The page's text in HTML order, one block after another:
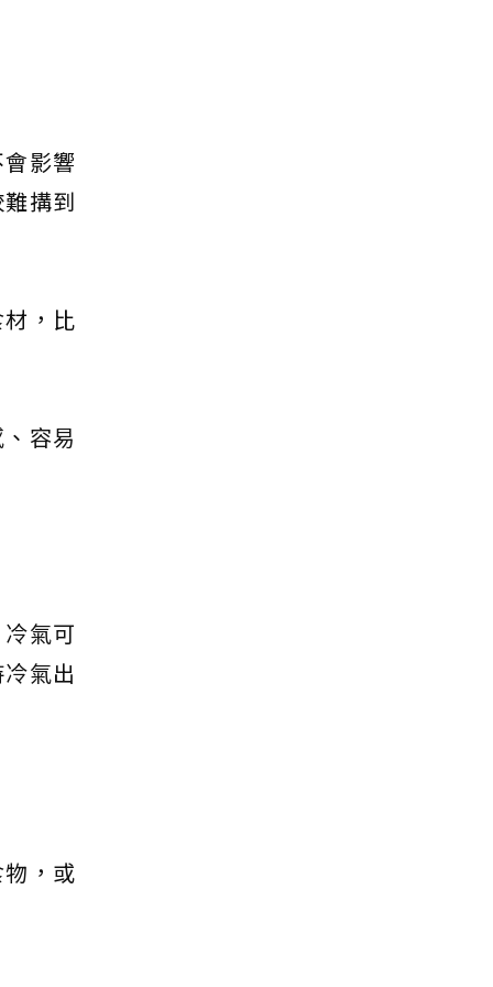
影響
搆到
，比
容易
氣可
氣出
，或